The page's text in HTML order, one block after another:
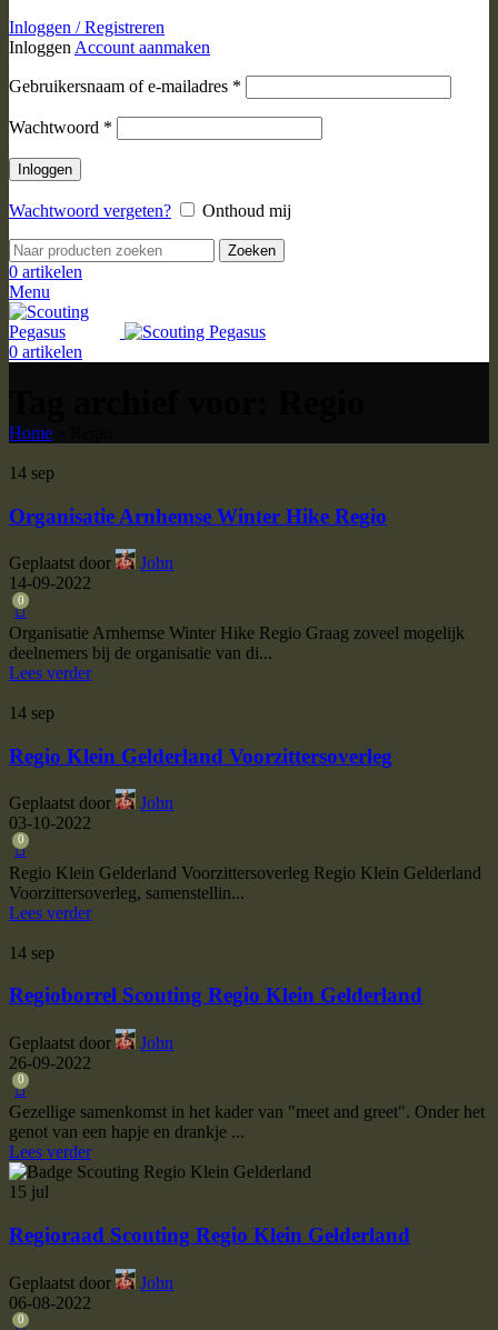
Inloggen / Registreren
Inloggen Account aanmaken
Gebruikersnaam of e-mailadres *
Wachtwoord *
Inloggen
Wachtwoord vergeten? Onthoud mij
Zoeken
0 artikelen
Menu
0 artikelen
Home
14 sep
Organisatie Arnhemse Winter Hike Regio
Geplaatst door
John
14-09-2022
0
Organisatie Arnhemse Winter Hike Regio Graag zoveel mogelijk
deelnemers bij de organisatie van di...
Lees verder
14 sep
Regio Klein Gelderland Voorzittersoverleg
Geplaatst door
John
03-10-2022
0
Regio Klein Gelderland Voorzittersoverleg Regio Klein Gelderland
Voorzittersoverleg, samenstellin...
Lees verder
14 sep
Regioborrel Scouting Regio Klein Gelderland
Geplaatst door
John
26-09-2022
0
Gezellige samenkomst in het kader van "meet and greet". Onder het
genot van een hapje en drankje ...
Lees verder
15 jul
Regioraad Scouting Regio Klein Gelderland
Geplaatst door
John
06-08-2022
0